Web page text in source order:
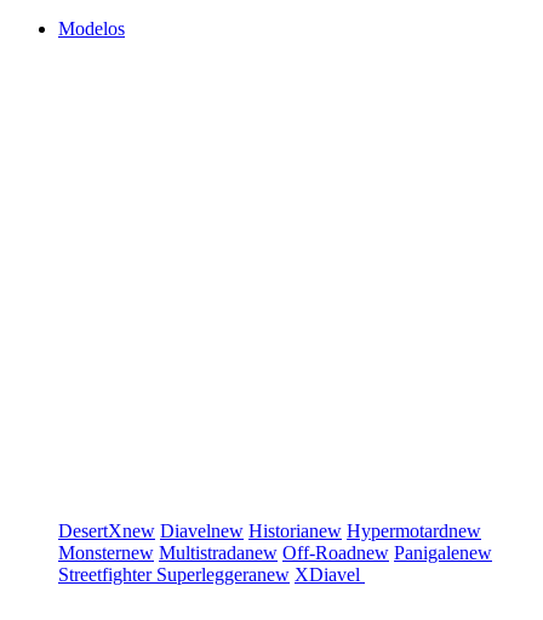
Modelos
DesertXnew Diavelnew Historianew Hypermotardnew
Monsternew Multistradanew Off-Roadnew Panigalenew
Streetfighter Superleggeranew XDiavel